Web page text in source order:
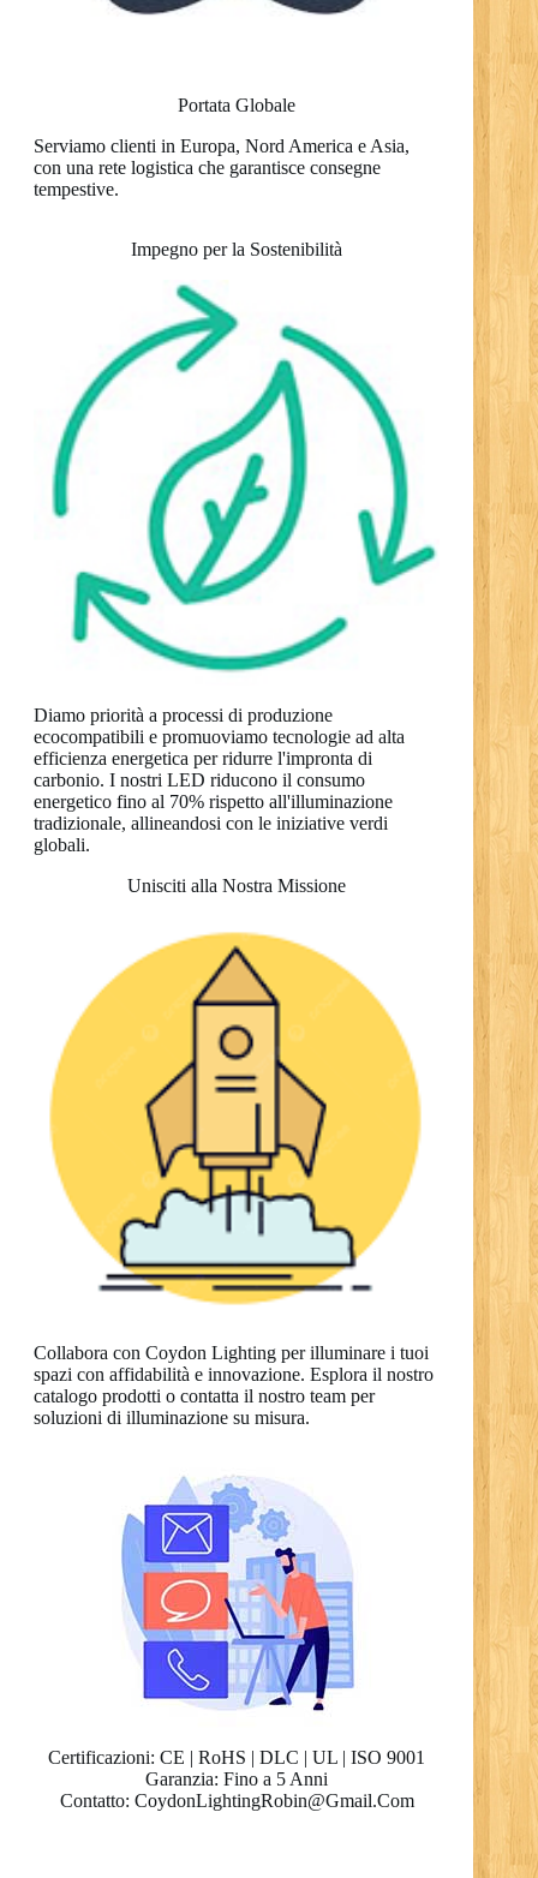
Portata Globale
Serviamo clienti in Europa, Nord America e Asia,
con una rete logistica che garantisce consegne
tempestive.
Impegno per la Sostenibilità
Diamo priorità a processi di produzione
ecocompatibili e promuoviamo tecnologie ad alta
efficienza energetica per ridurre l'impronta di
carbonio. I nostri LED riducono il consumo
energetico fino al 70% rispetto all'illuminazione
tradizionale, allineandosi con le iniziative verdi
globali.
Unisciti alla Nostra Missione
Collabora con Coydon Lighting per illuminare i tuoi
spazi con affidabilità e innovazione. Esplora il nostro
catalogo prodotti o contatta il nostro team per
soluzioni di illuminazione su misura.
Certificazioni: CE | RoHS | DLC | UL | ISO 9001
Garanzia: Fino a 5 Anni
Contatto: CoydonLightingRobin@Gmail.Com